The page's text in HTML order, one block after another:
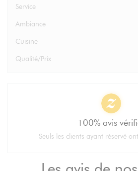
Service
Ambiance
Cuisine
Qualité/Prix
100% avis
Seuls les clients ayant réservé